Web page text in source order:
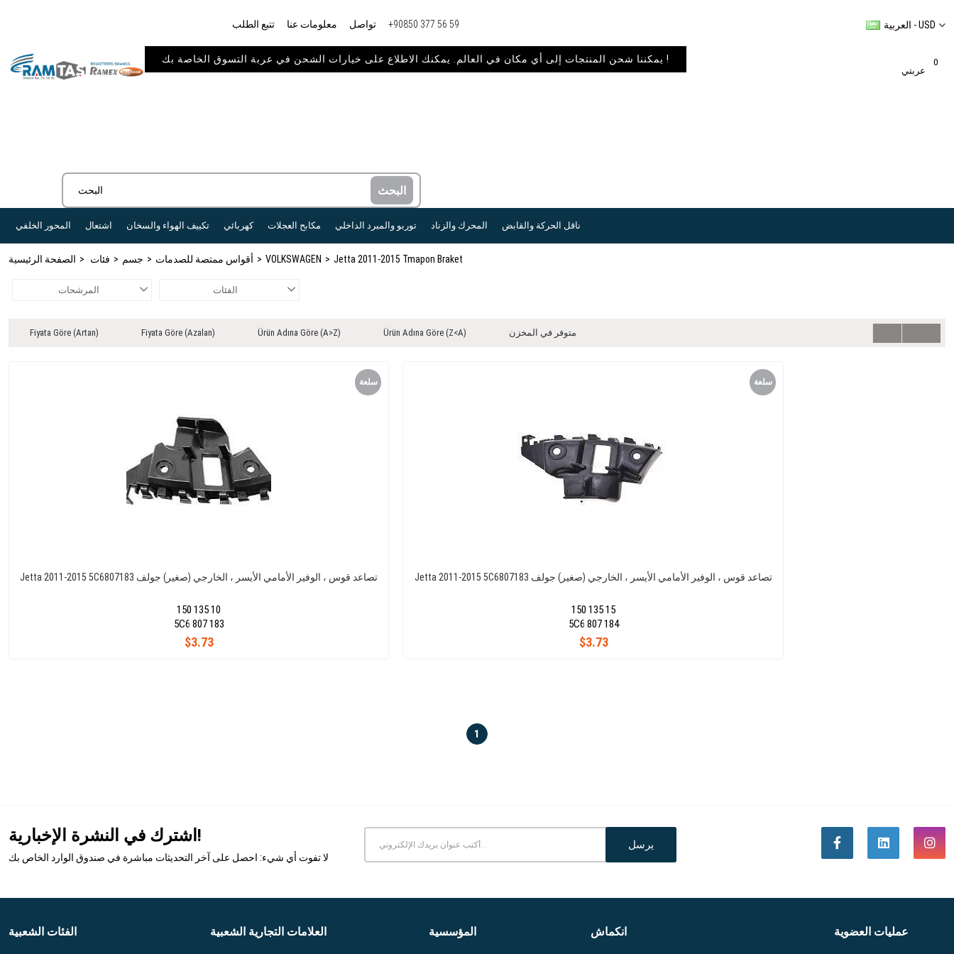
تتبع الطلب معلومات عنا تواصل +90850 377 56 59
يمكننا شحن المنتجات إلى أي مكان في العالم. يمكنك الاطلاع على خيارات الشحن في عربة التسوق الخاصة بك !
العربية - USD
عربتي
0
المحور الخلفي اشتعال تكييف الهواء والسخان كهربائي مكابح العجلات توربو والمبرد الداخلي المحرك والزناد ناقل الحركة والقابض
الصفحة الرئيسية فئات جسم أقواس ممتصة للصدمات VOLKSWAGEN Jetta 2011-2015 Tmapon Braket
المرشحات الفئات
Fiyata Göre (Artan) Fiyata Göre (Azalan) Ürün Adına Göre (A>Z) Ürün Adına Göre (Z<A) متوفر في المخزن
Jetta 2011-2015 5C6807183 تصاعد قوس ، الوفير الأمامي الأيسر ، الخارجي (صغير) جولف
150 135 10
$3.73
سلعة
5C6 807 183
Jetta 2011-2015 5C6807183 تصاعد قوس ، الوفير الأمامي الأيسر ، الخارجي (صغير) جولف
150 135 15
$3.73
سلعة
5C6 807 184
1
اشترك في النشرة الإخبارية!
لا تفوت أي شيء: احصل على آخر التحديثات مباشرة في صندوق الوارد الخاص بك
يرسل
الفئات الشعبية العلامات التجارية الشعبية المؤسسية انكماش عمليات العضوية